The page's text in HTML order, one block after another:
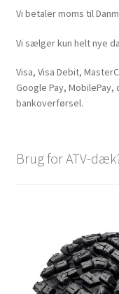
Vi betaler moms til
Vi sælger kun helt nye
Visa, Visa Debit,
Google Pay,
bankoverførsel.
Brug for ATV-